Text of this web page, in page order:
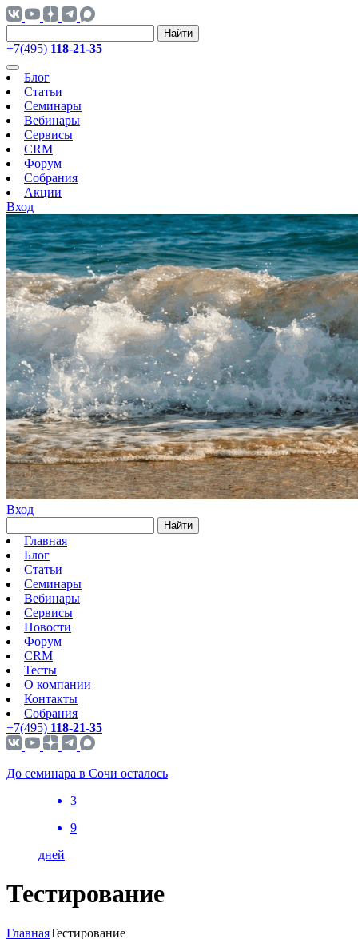
Найти
+7(495) 118-21-35
Блог
Статьи
Семинары
Вебинары
Сервисы
CRM
Форум
Собрания
Акции
Вход
Вход
Найти
Главная
Блог
Статьи
Семинары
Вебинары
Сервисы
Новости
Форум
CRM
Тесты
О компании
Контакты
Собрания
+7(495) 118-21-35
До семинара в Сочи осталось
3
9
дней
Тестирование
ГлавнаяТестирование